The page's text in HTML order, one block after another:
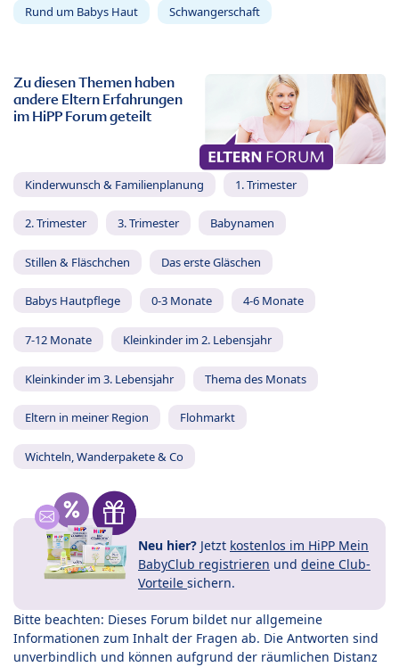
Rund um Babys Haut Schwangerschaft
Zu diesen Themen haben
andere Eltern Erfahrungen
im HiPP Forum geteilt
Kinderwunsch & Familienplanung 1. Trimester
2. Trimester 3. Trimester Babynamen
Stillen & Fläschchen Das erste Gläschen
Babys Hautpflege 0-3 Monate 4-6 Monate
7-12 Monate Kleinkinder im 2. Lebensjahr
Kleinkinder im 3. Lebensjahr Thema des Monats
Eltern in meiner Region Flohmarkt
Wichteln, Wanderpakete & Co
Neu hier? Jetzt kostenlos im HiPP Mein
BabyClub registrieren und deine Club-
Vorteile sichern.
Bitte beachten: Dieses Forum bildet nur allgemeine
Informationen zum Inhalt der Fragen ab. Die Antworten sind
unverbindlich und können aufgrund der räumlichen Distanz